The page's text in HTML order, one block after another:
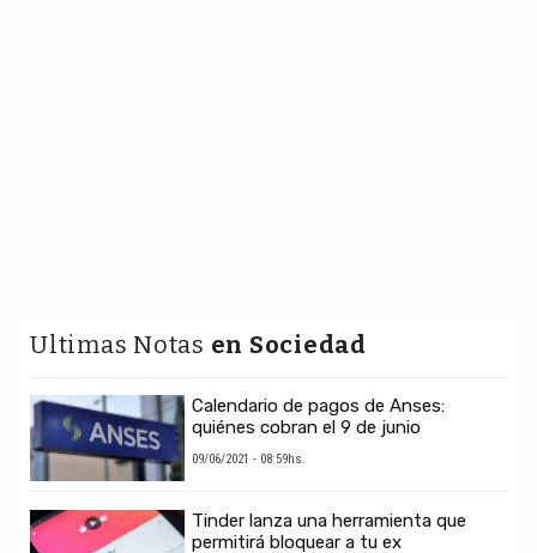
Ultimas Notas en Sociedad
Calendario de pagos de Anses:
quiénes cobran el 9 de junio
09/06/2021 - 08:59hs.
Tinder lanza una herramienta que
permitirá bloquear a tu ex